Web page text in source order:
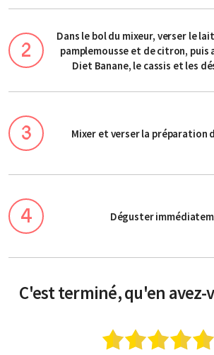
Dans le bol du mixeur, verser le
pamplemousse et de citron, puis
Diet Banane, le cassis et les
Mixer et verser la préparation
Déguster
C'est terminé, qu'en avez-